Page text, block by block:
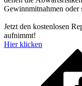
Gewinnmitnahmen oder
Jetzt den kostenlosen
aufnimmt!
Hier klicken